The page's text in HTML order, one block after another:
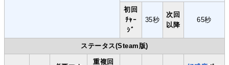
初回
ﾁｬｰ
ｼﾞ
35秒
次回
以降
65秒
ステータス(Steam版)
重複回